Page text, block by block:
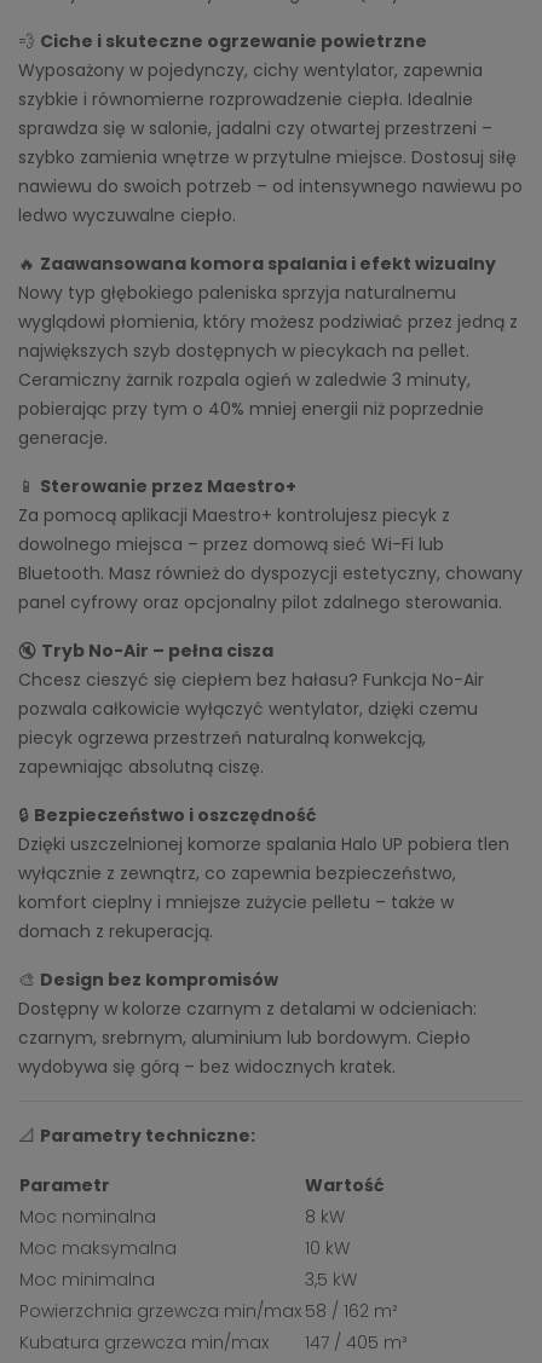
💨 Ciche i skuteczne ogrzewanie powietrzne
Wyposażony w pojedynczy, cichy wentylator, zapewnia
szybkie i równomierne rozprowadzenie ciepła. Idealnie
sprawdza się w salonie, jadalni czy otwartej przestrzeni –
szybko zamienia wnętrze w przytulne miejsce. Dostosuj siłę
nawiewu do swoich potrzeb – od intensywnego nawiewu po
ledwo wyczuwalne ciepło.
🔥 Zaawansowana komora spalania i efekt wizualny
Nowy typ głębokiego paleniska sprzyja naturalnemu
wyglądowi płomienia, który możesz podziwiać przez jedną z
największych szyb dostępnych w piecykach na pellet.
Ceramiczny żarnik rozpala ogień w zaledwie 3 minuty,
pobierając przy tym o 40% mniej energii niż poprzednie
generacje.
📱 Sterowanie przez Maestro+
Za pomocą aplikacji Maestro+ kontrolujesz piecyk z
dowolnego miejsca – przez domową sieć Wi-Fi lub
Bluetooth. Masz również do dyspozycji estetyczny, chowany
panel cyfrowy oraz opcjonalny pilot zdalnego sterowania.
🔇 Tryb No-Air – pełna cisza
Chcesz cieszyć się ciepłem bez hałasu? Funkcja No-Air
pozwala całkowicie wyłączyć wentylator, dzięki czemu
piecyk ogrzewa przestrzeń naturalną konwekcją,
zapewniając absolutną ciszę.
🔒 Bezpieczeństwo i oszczędność
Dzięki uszczelnionej komorze spalania Halo UP pobiera tlen
wyłącznie z zewnątrz, co zapewnia bezpieczeństwo,
komfort cieplny i mniejsze zużycie pelletu – także w
domach z rekuperacją.
🎨 Design bez kompromisów
Dostępny w kolorze czarnym z detalami w odcieniach:
czarnym, srebrnym, aluminium lub bordowym. Ciepło
wydobywa się górą – bez widocznych kratek.
📐 Parametry techniczne:
Parametr
Wartość
Moc nominalna
8 kW
Moc maksymalna
10 kW
Moc minimalna
3,5 kW
Powierzchnia grzewcza min/max 58 / 162 m²
Kubatura grzewcza min/max
147 / 405 m³